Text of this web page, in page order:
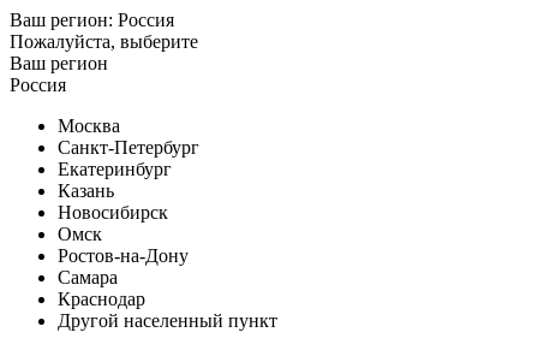
Ваш регион: Россия
Пожалуйста, выберите
Ваш регион
Россия
Москва
Санкт-Петербург
Екатеринбург
Казань
Новосибирск
Омск
Ростов-на-Дону
Самара
Краснодар
Другой населенный пункт